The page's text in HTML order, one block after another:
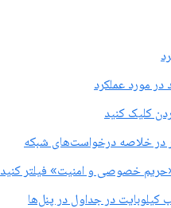
مورد عملکرد
کلیک کنید
در خلاصه درخواست‌های شبکه
خصوصی و امنیت» فیلتر کنید
کیلوبایت در جداول در پنل‌ها